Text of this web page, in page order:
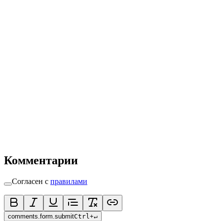
Комментарии
Согласен с правилами
comments.form.submitCtrl +↵